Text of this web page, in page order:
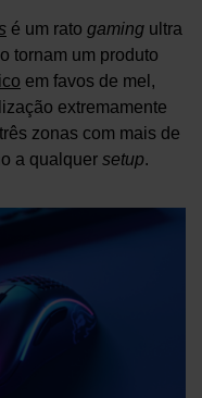
é um rato gaming ultra
tornam um produto
em favos de mel,
extremamente
zonas com mais de
a qualquer setup.